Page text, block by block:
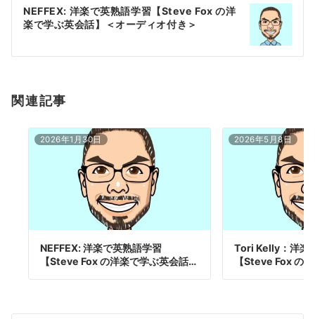
ン
NEFFEX: 洋楽で英熟語学習【Steve Fox の洋
楽で学ぶ英会話】＜オーディオ付き＞
関連記事
2026年1月30日
NEFFEX: 洋楽で英熟語学習
【Steve Fox の洋楽で学ぶ英会話…
2026年5月8日
Tori Kelly：洋楽
【Steve Fox の